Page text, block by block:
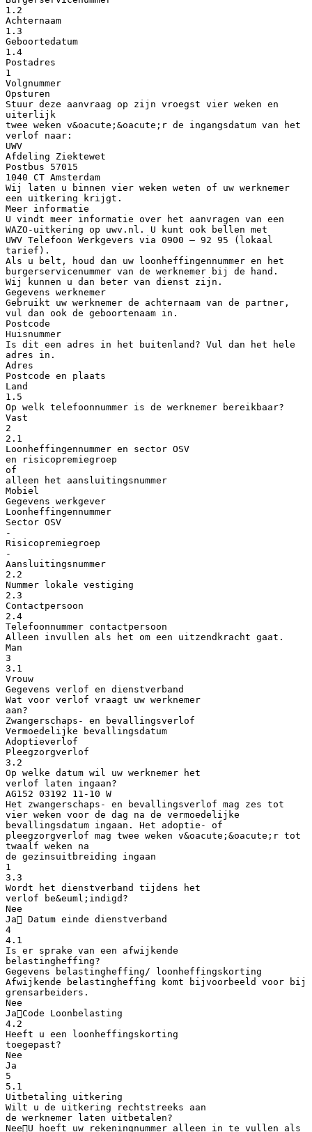
1.2
Achternaam
1.3
Geboortedatum
1.4
Postadres
1
Volgnummer
Opsturen
Stuur deze aanvraag op zijn vroegst vier weken en
uiterlijk
twee weken v&oacute;&oacute;r de ingangsdatum van het
verlof naar:
UWV
Afdeling Ziektewet
Postbus 57015
1040 CT Amsterdam
Wij laten u binnen vier weken weten of uw werknemer
een uitkering krijgt.
Meer informatie
U vindt meer informatie over het aanvragen van een
WAZO-uitkering op uwv.nl. U kunt ook bellen met
UWV Telefoon Werkgevers via 0900 – 92 95 (lokaal
tarief).
Als u belt, houd dan uw loonheffingennummer en het
burgerservicenummer van de werknemer bij de hand.
Wij kunnen u dan beter van dienst zijn.
Gegevens werknemer
Gebruikt uw werknemer de achternaam van de partner,
vul dan ook de geboortenaam in.
Postcode
Huisnummer
Is dit een adres in het buitenland? Vul dan het hele
adres in.
Adres
Postcode en plaats
Land
1.5
Op welk telefoonnummer is de werknemer bereikbaar?
Vast
2
2.1
Loonheffingennummer en sector OSV
en risicopremiegroep
of
alleen het aansluitingsnummer
Mobiel
Gegevens werkgever
Loonheffingennummer
Sector OSV
-
Risicopremiegroep
-
Aansluitingsnummer
2.2
Nummer lokale vestiging
2.3
Contactpersoon
2.4
Telefoonnummer contactpersoon
Alleen invullen als het om een uitzendkracht gaat.
Man
3
3.1
Vrouw
Gegevens verlof en dienstverband
Wat voor verlof vraagt uw werknemer
aan?
Zwangerschaps- en bevallingsverlof
Vermoedelijke bevallingsdatum
Adoptieverlof
Pleegzorgverlof
3.2
Op welke datum wil uw werknemer het
verlof laten ingaan?
AG152 03192 11-10 W
Het zwangerschaps- en bevallingsverlof mag zes tot
vier weken voor de dag na de vermoedelijke
bevallingsdatum ingaan. Het adoptie- of
pleegzorgverlof mag twee weken v&oacute;&oacute;r tot
twaalf weken na
de gezinsuitbreiding ingaan
1
3.3
Wordt het dienstverband tijdens het
verlof be&euml;indigd?
Nee
Ja Datum einde dienstverband
4
4.1
Is er sprake van een afwijkende
belastingheffing?
Gegevens belastingheffing/ loonheffingskorting
Afwijkende belastingheffing komt bijvoorbeeld voor bij
grensarbeiders.
Nee
JaCode Loonbelasting
4.2
Heeft u een loonheffingskorting
toegepast?
Nee
Ja
5
5.1
Uitbetaling uitkering
Wilt u de uitkering rechtstreeks aan
de werknemer laten uitbetalen?
NeeU hoeft uw rekeningnummer alleen in te vullen als